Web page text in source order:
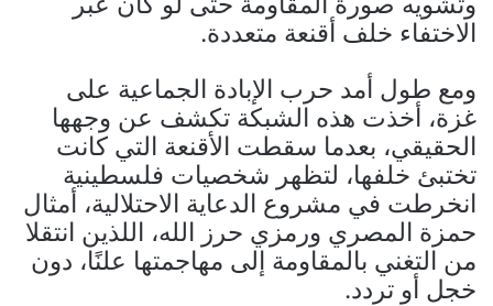
الاختفاء خلف أقنعة متعددة.
ومع طول أمد حرب الإبادة الجماعية على
غزة، أخذت هذه الشبكة تكشف عن وجهها
الحقيقي، بعدما سقطت الأقنعة التي كانت
تختبئ خلفها، لتظهر شخصيات فلسطينية
انخرطت في مشروع الدعاية الاحتلالية، أمثال
حمزة المصري ورمزي حرز الله، اللذين انتقلا
من التغني بالمقاومة إلى مهاجمتها علنًا، دون
خجل أو تردد.